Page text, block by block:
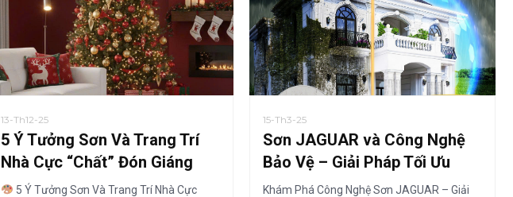
13-Th12-25
5 Ý Tưởng Sơn Và Trang Trí
Nhà Cực “Chất” Đón Giáng
Sinh Ấm Áp
5 Ý Tưởng Sơn Và Trang Trí Nhà Cực
15-Th3-25
Sơn JAGUAR và Công Nghệ
Bảo Vệ – Giải Pháp Tối Ưu
Khám Phá Công Nghệ Sơn JAGUAR – Giải